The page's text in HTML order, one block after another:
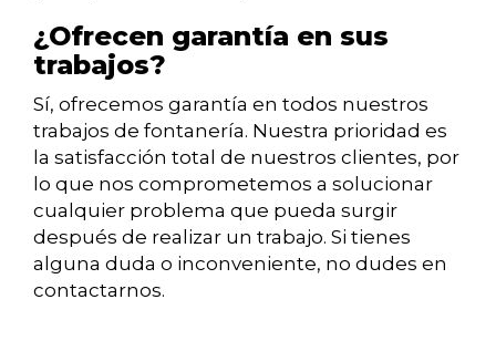
¿Ofrecen garantía en sus
trabajos?
Sí, ofrecemos garantía en todos nuestros
trabajos de fontanería. Nuestra prioridad es
la satisfacción total de nuestros clientes, por
lo que nos comprometemos a solucionar
cualquier problema que pueda surgir
después de realizar un trabajo. Si tienes
alguna duda o inconveniente, no dudes en
contactarnos.